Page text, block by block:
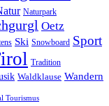
Naturpark
Oetz
Ski Snowboard Sport
Tradition
Waldklause Wandern
Tourismus